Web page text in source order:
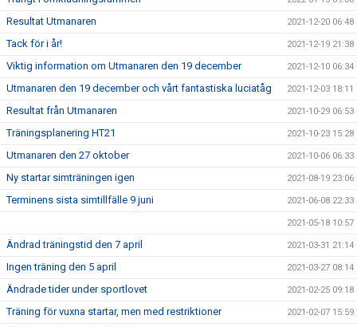
Resultat Utmanaren 2021-12-20 06:48
Tack för i år! 2021-12-19 21:38
Viktig information om Utmanaren den 19 december 2021-12-10 06:34
Utmanaren den 19 december och vårt fantastiska luciatåg 2021-12-03 18:11
Resultat från Utmanaren 2021-10-29 06:53
Träningsplanering HT21 2021-10-23 15:28
Utmanaren den 27 oktober 2021-10-06 06:33
Ny startar simträningen igen 2021-08-19 23:06
Terminens sista simtillfälle 9 juni 2021-06-08 22:33
2021-05-18 10:57
Ändrad träningstid den 7 april 2021-03-31 21:14
Ingen träning den 5 april 2021-03-27 08:14
Ändrade tider under sportlovet 2021-02-25 09:18
Träning för vuxna startar, men med restriktioner 2021-02-07 15:59